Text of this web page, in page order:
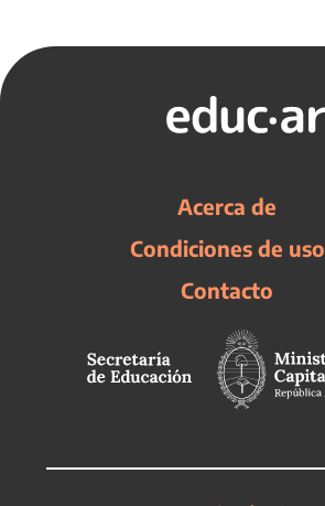
Acerca de
Condiciones de uso
Contacto